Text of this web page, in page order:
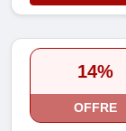
14%
OFFRE